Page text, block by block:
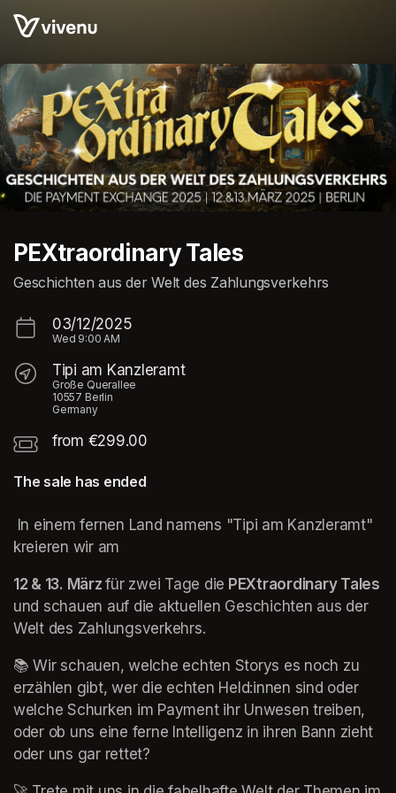
Skip header
PEXtraordinary Tales
Geschichten aus der Welt des Zahlungsverkehrs
03/12/2025
Wed 9:00 AM
Tipi am Kanzleramt
Große Querallee
10557 Berlin
Germany
from €299.00
The sale has ended
kreieren wir am
12 & 13. März für zwei Tage die
und schauen auf die aktuellen Geschichten aus der
Welt des Zahlungsverkehrs.
📚 Wir schauen, welche echten Storys es noch zu
erzählen gibt, wer die echten Held:innen sind oder
welche Schurken im Payment ihr Unwesen treiben,
oder ob uns eine ferne Intelligenz in ihren Bann zieht
oder uns gar rettet?